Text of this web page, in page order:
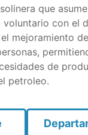
que
voluntario con el
mejoramiento
de
petroleo.